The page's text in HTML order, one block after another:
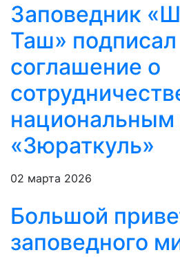
Заповедник
Таш» подписал
соглашение о
национальным
«Зюраткуль»
02 марта 2026
Большой
заповедного